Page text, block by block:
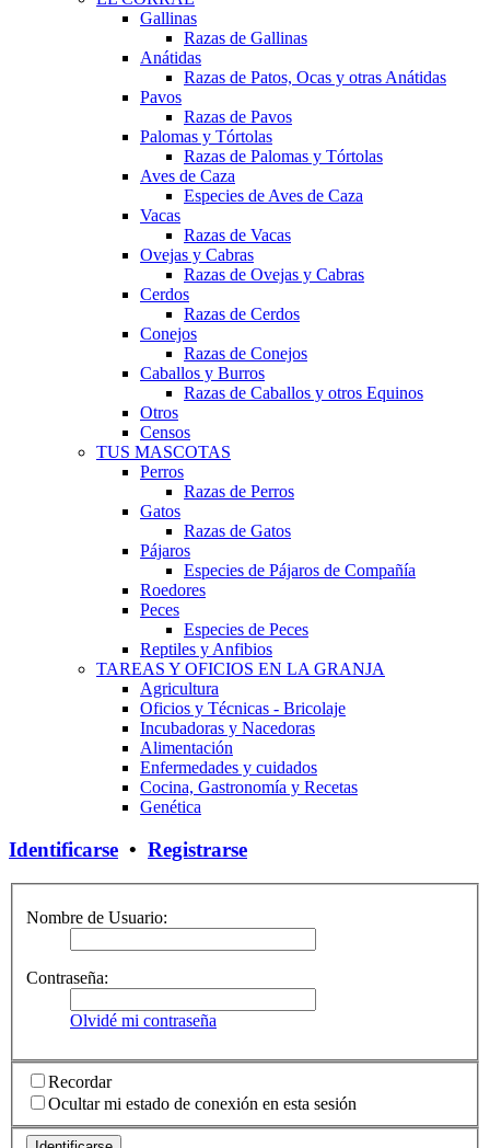
Gallinas
Razas de Gallinas
Anátidas
Razas de Patos, Ocas y otras Anátidas
Pavos
Razas de Pavos
Palomas y Tórtolas
Razas de Palomas y Tórtolas
Aves de Caza
Especies de Aves de Caza
Vacas
Razas de Vacas
Ovejas y Cabras
Razas de Ovejas y Cabras
Cerdos
Razas de Cerdos
Conejos
Razas de Conejos
Caballos y Burros
Razas de Caballos y otros Equinos
Otros
Censos
TUS MASCOTAS
Perros
Razas de Perros
Gatos
Razas de Gatos
Pájaros
Especies de Pájaros de Compañía
Roedores
Peces
Especies de Peces
Reptiles y Anfibios
TAREAS Y OFICIOS EN LA GRANJA
Agricultura
Oficios y Técnicas - Bricolaje
Incubadoras y Nacedoras
Alimentación
Enfermedades y cuidados
Cocina, Gastronomía y Recetas
Genética
Identificarse • Registrarse
Nombre de Usuario:
Contraseña:
Olvidé mi contraseña
Recordar
Ocultar mi estado de conexión en esta sesión